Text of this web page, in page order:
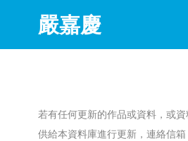
嚴嘉慶
若有任何更新的作品或資料，或
供給本資料庫進行更新，連絡信箱